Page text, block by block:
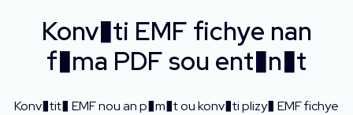
Konv�ti EMF fichye nan
f�ma PDF sou ent�n�t
Konv�tit� EMF nou an p�m�t ou konv�ti plizy� EMF fichye